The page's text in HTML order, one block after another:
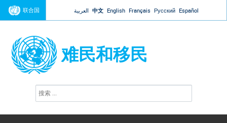
Jump to navigation
联合国 العربية 中文 English Français Русский Español
难民和移民
搜
索